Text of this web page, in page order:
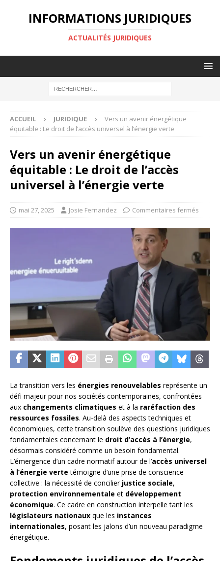
INFORMATIONS JURIDIQUES
ACTUALITÉS JURIDIQUES
ACCUEIL JURIDIQUE
Vers un avenir énergétique
équitable : Le droit de l’accès universel à l’énergie verte
Vers un avenir énergétique
équitable : Le droit de l’accès
universel à l’énergie verte
mai 27, 2025 Josie Fernandez Commentaires fermés
La transition vers les énergies renouvelables représente un
défi majeur pour nos sociétés contemporaines, confrontées
aux changements climatiques et à la raréfaction des
ressources fossiles. Au-delà des aspects techniques et
économiques, cette transition soulève des questions juridiques
fondamentales concernant le droit d’accès à l’énergie,
désormais considéré comme un besoin fondamental.
L’émergence d’un cadre normatif autour de l’accès universel
à l’énergie verte témoigne d’une prise de conscience
collective : la nécessité de concilier justice sociale,
protection environnementale et développement
économique. Ce cadre en construction interpelle tant les
législateurs nationaux que les instances
internationales, posant les jalons d’un nouveau paradigme
énergétique.